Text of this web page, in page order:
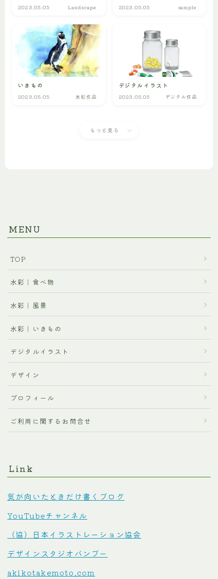
2023.05.05 Landscape 2023.05.05 sample
いきもの
2023.05.05 水彩作品
デジタルイラスト
2023.05.05 デジタル作品
もっと見る
MENU
TOP
水彩｜食べ物
水彩｜風景
水彩｜いきもの
デジタルイラスト
デザイン
プロフィール
ご利用に関するお問合せ
Link
気が向いたときだけ書くブログ
YouTubeチャンネル
（協）日本イラストレーション協会
デザインスタジオバンブー
akikotakemoto.com